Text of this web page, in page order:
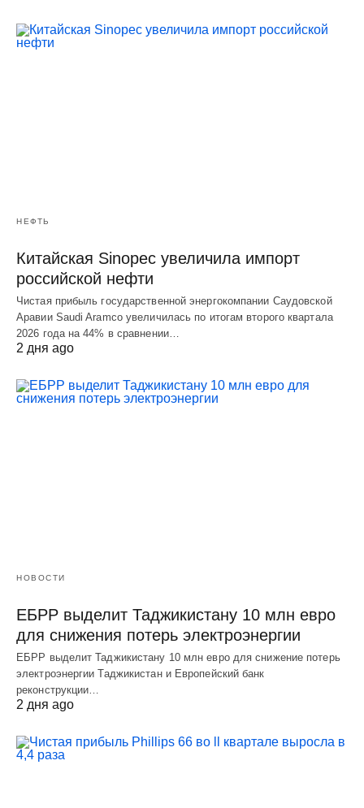
НЕФТЬ
Китайская Sinopec увеличила импорт
российской нефти
Чистая прибыль государственной энергокомпании Саудовской
Аравии Saudi Aramco увеличилась по итогам второго квартала
2026 года на 44% в сравнении…
2 дня ago
НОВОСТИ
ЕБРР выделит Таджикистану 10 млн евро
для снижения потерь электроэнергии
ЕБРР выделит Таджикистану 10 млн евро для снижение потерь
электроэнергии Таджикистан и Европейский банк
реконструкции…
2 дня ago